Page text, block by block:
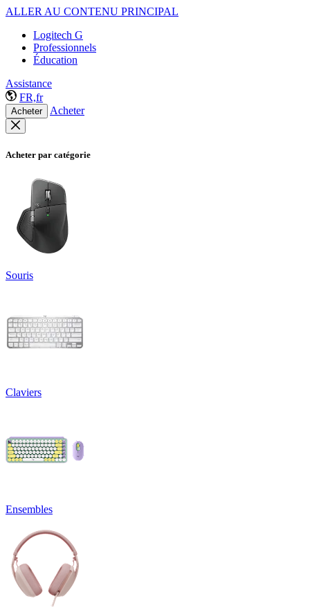
ALLER AU CONTENU PRINCIPAL
Logitech G
Professionnels
Éducation
Assistance
FR,fr
Acheter Acheter
Acheter par catégorie
Souris
Claviers
Ensembles